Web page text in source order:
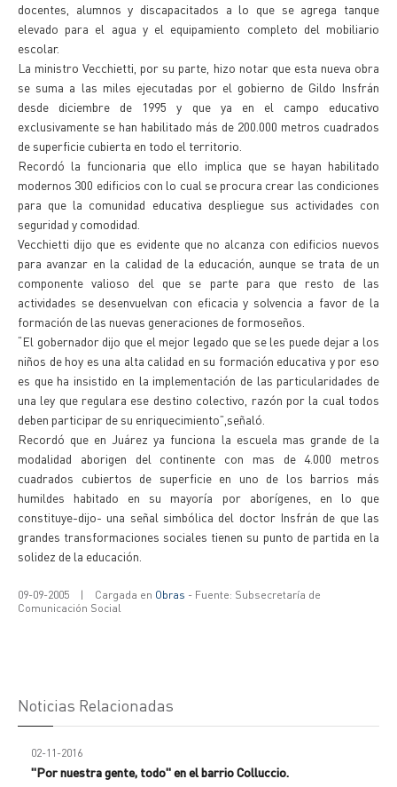
docentes, alumnos y discapacitados a lo que se agrega tanque
elevado para el agua y el equipamiento completo del mobiliario
escolar.
La ministro Vecchietti, por su parte, hizo notar que esta nueva obra
se suma a las miles ejecutadas por el gobierno de Gildo Insfrán
desde diciembre de 1995 y que ya en el campo educativo
exclusivamente se han habilitado más de 200.000 metros cuadrados
de superficie cubierta en todo el territorio.
Recordó la funcionaria que ello implica que se hayan habilitado
modernos 300 edificios con lo cual se procura crear las condiciones
para que la comunidad educativa despliegue sus actividades con
seguridad y comodidad.
Vecchietti dijo que es evidente que no alcanza con edificios nuevos
para avanzar en la calidad de la educación, aunque se trata de un
componente valioso del que se parte para que resto de las
actividades se desenvuelvan con eficacia y solvencia a favor de la
formación de las nuevas generaciones de formoseños.
“El gobernador dijo que el mejor legado que se les puede dejar a los
niños de hoy es una alta calidad en su formación educativa y por eso
es que ha insistido en la implementación de las particularidades de
una ley que regulara ese destino colectivo, razón por la cual todos
deben participar de su enriquecimiento”,señaló.
Recordó que en Juárez ya funciona la escuela mas grande de la
modalidad aborigen del continente con mas de 4.000 metros
cuadrados cubiertos de superficie en uno de los barrios más
humildes habitado en su mayoría por aborígenes, en lo que
constituye-dijo- una señal simbólica del doctor Insfrán de que las
grandes transformaciones sociales tienen su punto de partida en la
solidez de la educación.
09-09-2005 | Cargada en Obras - Fuente: Subsecretaría de
Comunicación Social
Noticias Relacionadas
02-11-2016
"Por nuestra gente, todo" en el barrio Colluccio.